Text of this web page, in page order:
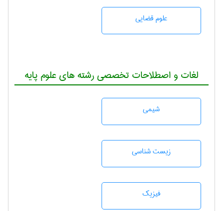
علوم قضایی
لغات و اصطلاحات تخصصی رشته های علوم پایه
شيمی
زيست شناسی
فیزیک